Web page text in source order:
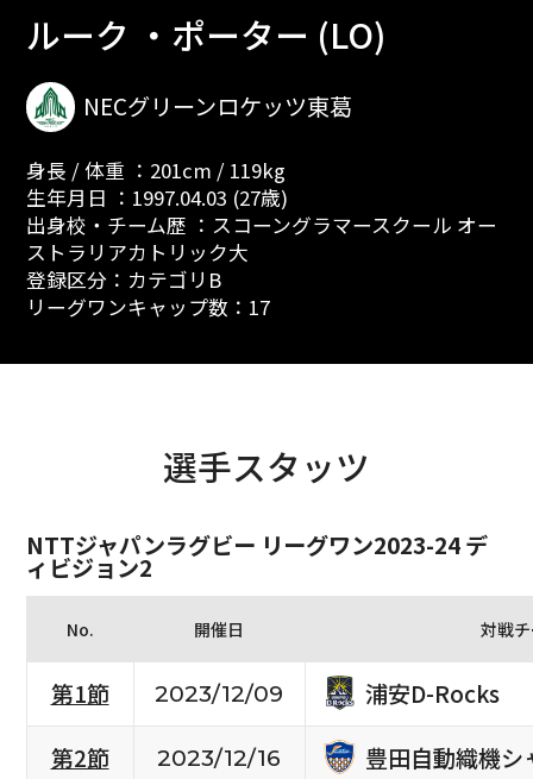
ルーク ・ポーター (LO)
NECグリーンロケッツ東葛
身長 / 体重 ：201cm / 119kg
生年月日 ：1997.04.03 (27歳)
出身校・チーム歴 ：スコーングラマースクール オー
ストラリアカトリック大
登録区分：カテゴリB
リーグワンキャップ数：17
選手スタッツ
NTTジャパンラグビー リーグワン2023-24 デ
ィビジョン2
No. 開催日 対戦
第1節 2023/12/09
浦安D-Rocks
第2節
2023/12/16
豊田自動織機シ